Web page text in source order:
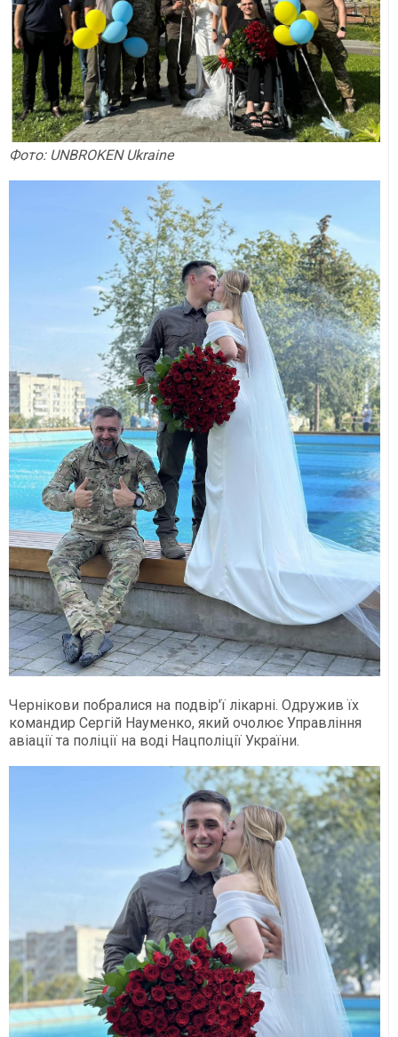
Фото: UNBROKEN Ukraine
Чернікови побралися на подвір'ї лікарні. Одружив їх
командир Сергій Науменко, який очолює Управління
авіації та поліції на воді Нацполіції України.